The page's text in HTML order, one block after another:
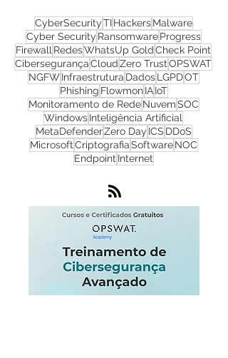
CyberSecurityTIHackersMalware
Cyber SecurityRansomwareProgress
FirewallRedesWhatsUp GoldCheck Point
CibersegurançaCloudZero TrustOPSWAT
NGFWInfraestruturaDadosLGPDOT
PhishingFlowmonIAIoT
Monitoramento de RedeNuvemSOC
WindowsInteligência Artificial
MetaDefenderZero DayICS
EndpointInternet